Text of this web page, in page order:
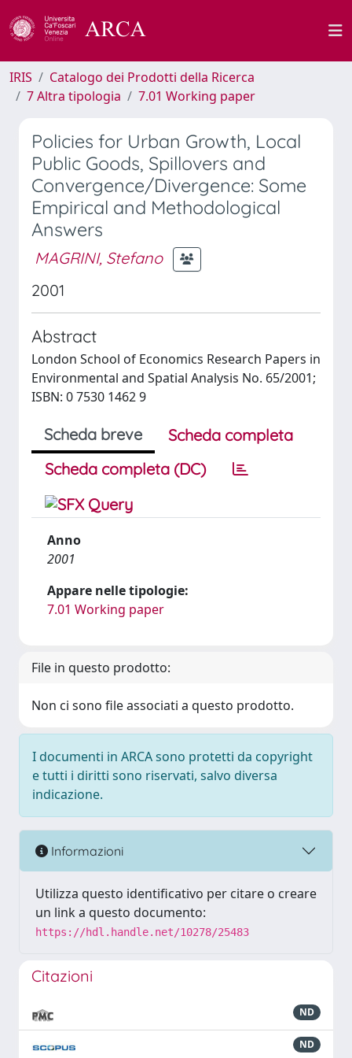
IRIS
Catalogo dei Prodotti della Ricerca
7 Altra tipologia
7.01 Working paper
Policies for Urban Growth, Local
Public Goods, Spillovers and
Convergence/Divergence: Some
Empirical and Methodological
Answers
MAGRINI, Stefano
2001
Abstract
London School of Economics Research Papers in
Environmental and Spatial Analysis No. 65/2001;
ISBN: 0 7530 1462 9
Scheda breve
Scheda completa
Scheda completa (DC)
Anno
2001
Appare nelle tipologie:
7.01 Working paper
File in questo prodotto:
Non ci sono file associati a questo prodotto.
I documenti in ARCA sono protetti da copyright
e tutti i diritti sono riservati, salvo diversa
indicazione.
Informazioni
Utilizza questo identificativo per citare o creare
un link a questo documento:
https://hdl.handle.net/10278/25483
Citazioni
ND
ND